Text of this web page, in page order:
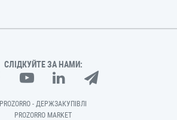
СЛІДКУЙТЕ ЗА НАМИ:
PROZORRO - ДЕРЖЗАКУПІВЛІ
PROZORRO MARKET